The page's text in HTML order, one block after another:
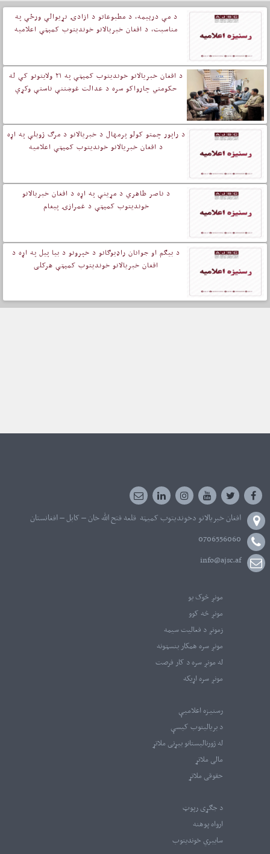
د مې درېیمه، د مطبوعاتو د ازادۍ نړیوالې ورځې په
مناسبت، د افغان خبریالانو خوندیتوب کمېټې اعلامیه
د افغان خبریالانو خوندیتوب کمېټې په ۲۱ ولایتونو کې له
حکومتي چارواکو سره د عدالت غوښتنې ناستې وکړې
د راپور چمتو کولو پرمهال د خبریالانو د مرګ ژوبلې په اړه
د افغان خبریالانو خوندیتوب کمېټې اعلامیه
د ناصر ظاهري د مړینې په اړه د افغان خبریالانو
خوندیتوب کمېټې د غمرازۍ پيغام
د بیګم او جوانان راډیوګانو د خپرونو د بیا پیل په اړه د
افغان خبریالانو خوندیتوب کمېټې هرکلی
افغان خبریالانو دخوندیتوب کمیټه قلعه فتح الله خان – کابل – افغانستان
0706556060
info@ajsc.af
مونږ څوک یو
مونږ څه کوو
زمونږ د فعالیت سیمه
مونږ سره همکار بنسټونه
له مونږ سره د کار فرصت
مونږ سره اړیکه
رسنیزه اعلامیې
د بریالیتوب کیسې
له ژورنالیستانو بیړنی ملاتړ
مالی ملاتړ
حقوقی ملاتړ
د جګړی رپوټ
ارواه پوهنه
سایبري خوندیتوب